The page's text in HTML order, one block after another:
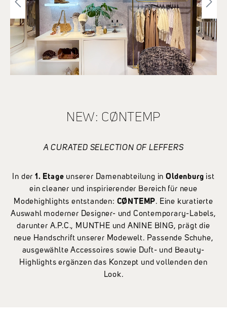
NEW: CØNTEMP
A CURATED SELECTION OF LEFFERS
In der1. Etage unserer Damenabteilung inOldenburg ist
ein cleaner und inspirierender Bereich für neue
Modehighlights entstanden: CØNTEMP. Eine kuratierte
Auswahl moderner Designer- und Contemporary-Labels,
darunter A.P.C., MUNTHE und ANINE BING, prägt die
neue Handschrift unserer Modewelt. Passende Schuhe,
ausgewählte Accessoires sowie Duft- und Beauty-
Highlights ergänzen das Konzept und vollenden den
Look.